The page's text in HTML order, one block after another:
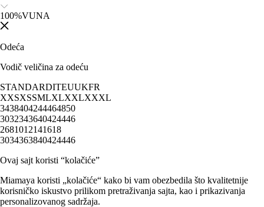
100%VUNA
Odeća
Vodič veličina za odeću
STANDARDITEUUKFR
XXSXSSMLXLXXLXXXL
3438404244464850
3032343640424446
2681012141618
3034363840424446
Ovaj sajt koristi “kolačiće”
Miamaya koristi „kolačiće“ kako bi vam obezbedila što kvalitetnije
korisničko iskustvo prilikom pretraživanja sajta, kao i prikazivanja
personalizovanog sadržaja.